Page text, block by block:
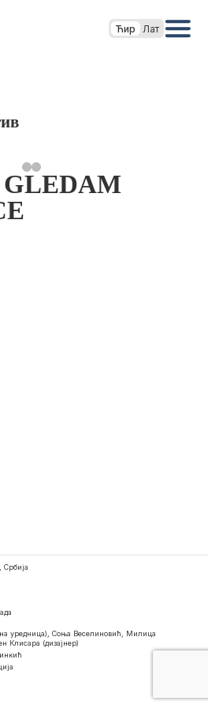
Ћир Лат
GLEDAM
Србија
уредница), Соња Веселиновић, Милица
Клисара (дизајнер)